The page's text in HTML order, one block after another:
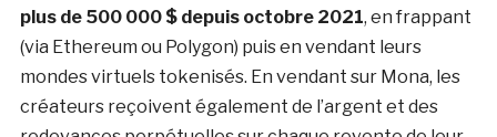
plus de 500 000 $ depuis octobre 2021, en frappant
(via Ethereum ou Polygon) puis en vendant leurs
mondes virtuels tokenisés. En vendant sur Mona, les
créateurs reçoivent également de l’argent et des